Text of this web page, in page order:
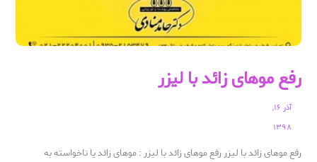
رفع موهای زائد با لیزر
آذر ۱۶,
۱۳۹۸
رفع موهای زائد با لیزر رفع موهای زائد با لیزر : موهای زائد یا ناخواسته به